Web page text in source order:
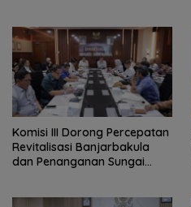
‎Komisi III Dorong Percepatan
Revitalisasi Banjarbakula
dan Penanganan Sungai